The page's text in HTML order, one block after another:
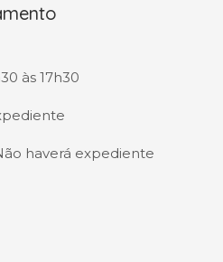
às 17h30
haverá expediente